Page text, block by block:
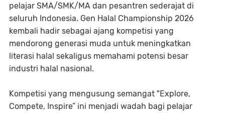
pelajar SMA/SMK/MA dan pesantren sederajat di
seluruh Indonesia. Gen Halal Championship 2026
kembali hadir sebagai ajang kompetisi yang
mendorong generasi muda untuk meningkatkan
literasi halal sekaligus memahami potensi besar
industri halal nasional.
Kompetisi yang mengusung semangat "Explore,
Compete, Inspire” ini menjadi wadah bagi pelajar